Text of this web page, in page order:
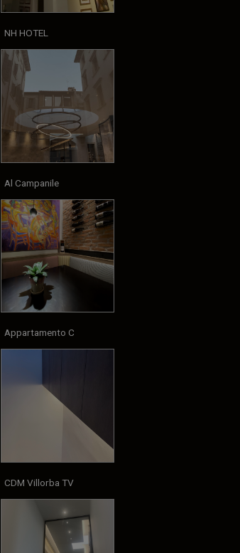
NH HOTEL
Al Campanile
Appartamento C
CDM Villorba TV